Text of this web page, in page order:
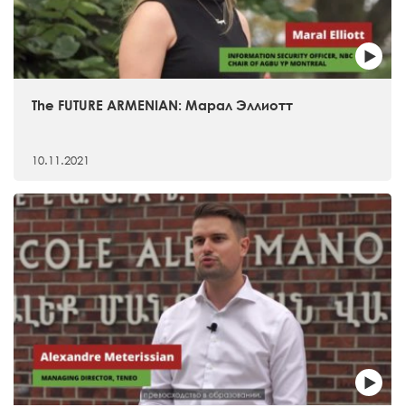
The FUTURE ARMENIAN: Марал Эллиотт
10.11.2021